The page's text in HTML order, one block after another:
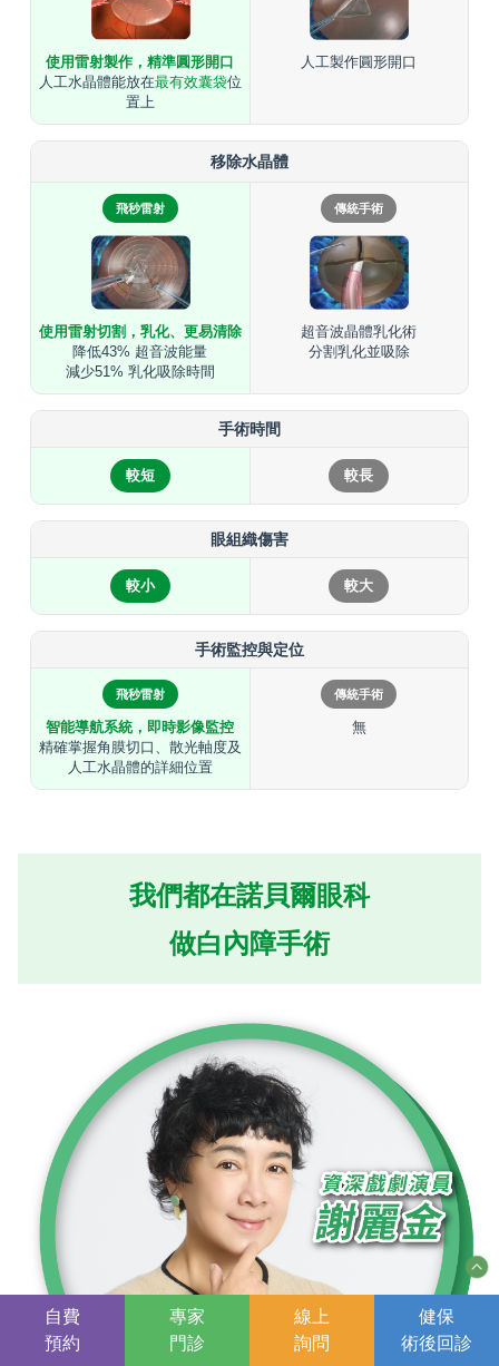
使用雷射製作，精準圓形開口
人工水晶體能放在最有效囊袋位
置上
人工製作圓形開口
移除水晶體
飛秒雷射
使用雷射切割，乳化、更易清除
降低43% 超音波能量
減少51% 乳化吸除時間
傳統手術
超音波晶體乳化術
分割乳化並吸除
手術時間
較短 較長
眼組織傷害
較小 較大
手術監控與定位
飛秒雷射
智能導航系統，即時影像監控
精確掌握角膜切口、散光軸度及
人工水晶體的詳細位置
傳統手術
無
我們都在諾貝爾眼科
做白內障手術
自費
預約
專家
門診
線上
詢問
健保
術後回診